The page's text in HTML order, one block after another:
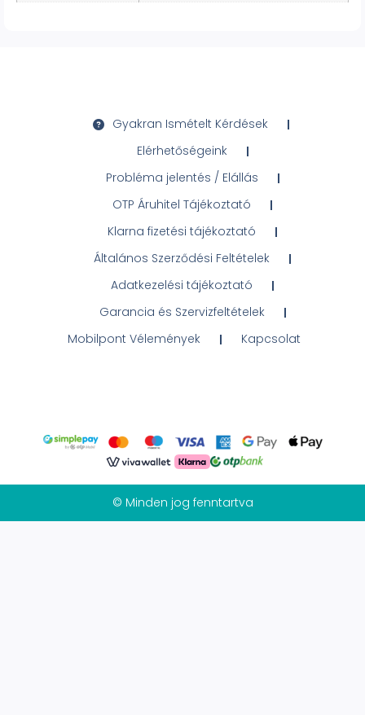
Gyakran Ismételt Kérdések
Elérhetőségeink
Probléma jelentés / Elállás
OTP Áruhitel Tájékoztató
Klarna fizetési tájékoztató
Általános Szerződési Feltételek
Adatkezelési tájékoztató
Garancia és Szervizfeltételek
Mobilpont Vélemények
Kapcsolat
© Minden jog fenntartva